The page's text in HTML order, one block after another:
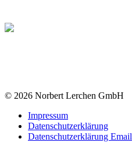
© 2026 Norbert Lerchen GmbH
Impressum
Datenschutzerklärung
Datenschutzerklärung Email